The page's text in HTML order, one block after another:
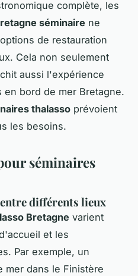
complète, les
séminaire ne
de restauration
Cela non seulement
aussi l'expérience
bord de mer Bretagne.
thalasso prévoient
les besoins.
séminaires
différents lieux
Bretagne varient
et les
Par exemple, un
mer dans le Finistère